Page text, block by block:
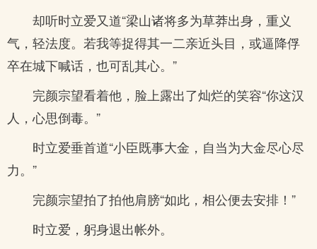
却听时立爱又道“梁山诸将多为草莽出身，重义
气，轻法度。若我等捉得其一二亲近头目，或逼降俘
卒在城下喊话，也可乱其心。”
完颜宗望看着他，脸上露出了灿烂的笑容“你这汉
人，心思倒毒。”
时立爱垂首道“小臣既事大金，自当为大金尽心尽
力。”
完颜宗望拍了拍他肩膀“如此，相公便去安排！”
时立爱，躬身退出帐外。